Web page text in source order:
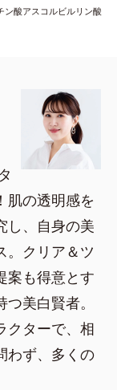
ン酸アスコルビルリン酸
肌の透明感を
し、自身の美
。クリア＆ツ
案も得意とす
美白賢者。
クターで、相
わず、多くの